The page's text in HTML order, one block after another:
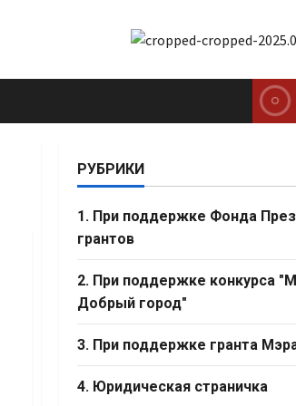
РУБРИКИ
1. При поддержке Фонда
грантов
2. При поддержке конкурса
Добрый город"
3. При поддержке гранта
4. Юридическая страничка